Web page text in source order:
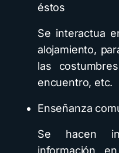
éstos
Se interactua
alojamiento,
las
encuentro, etc.
Enseñanza
Se hacen
información